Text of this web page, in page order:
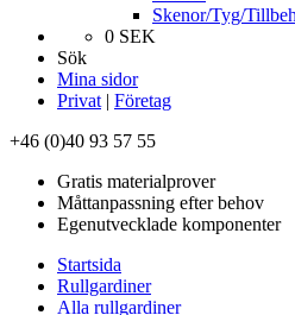
Skenor/Tyg/
0 SEK
Sök
Mina sidor
Privat | Företag
+46 (0)40 93 57 55
Gratis materialprover
Måttanpassning efter behov
Egenutvecklade komponenter
Startsida
Rullgardiner
Alla rullgardiner